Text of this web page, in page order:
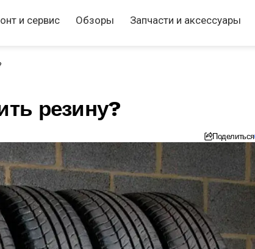
и сервис Обзоры Запчасти и аксессуары
резину?
Поделиться